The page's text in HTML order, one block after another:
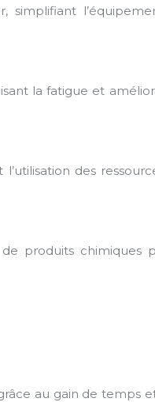
la fatigue et
des
produits chimiques
au gain de temps